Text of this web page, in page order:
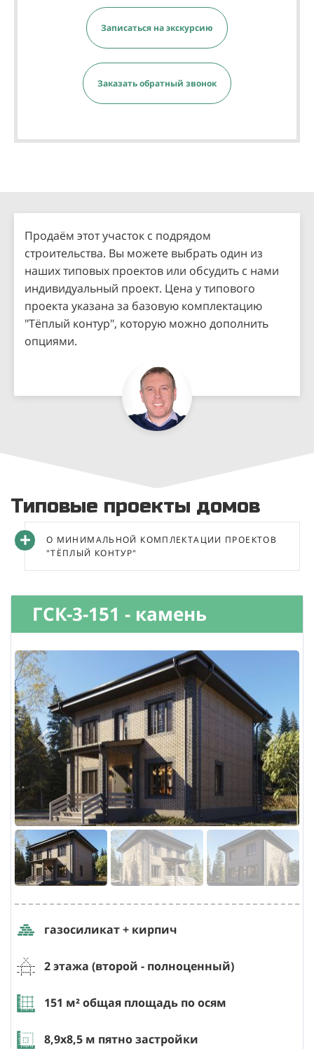
Записаться на экскурсию
Заказать обратный звонок
Продаём этот участок с подрядом
строительства. Вы можете выбрать один из
наших типовых проектов или обсудить с нами
индивидуальный проект. Цена у типового
проекта указана за базовую комплектацию
"Тёплый контур", которую можно дополнить
опциями.
Типовые проекты домов
О МИНИМАЛЬНОЙ КОМПЛЕКТАЦИИ ПРОЕКТОВ
"ТЁПЛЫЙ КОНТУР"
ГСК-3-151 - камень
газосиликат + кирпич
2 этажа (второй - полноценный)
151 м² общая площадь по осям
8,9х8,5 м пятно застройки